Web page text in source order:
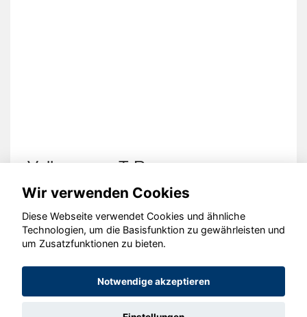
Volkswagen T-Roc
© konjunkturmotor.de GmbH 2020 - 2026
Wir verwenden Cookies
Diese Webseite verwendet Cookies und ähnliche
Technologien, um die Basisfunktion zu gewährleisten und
um Zusatzfunktionen zu bieten.
Notwendige akzeptieren